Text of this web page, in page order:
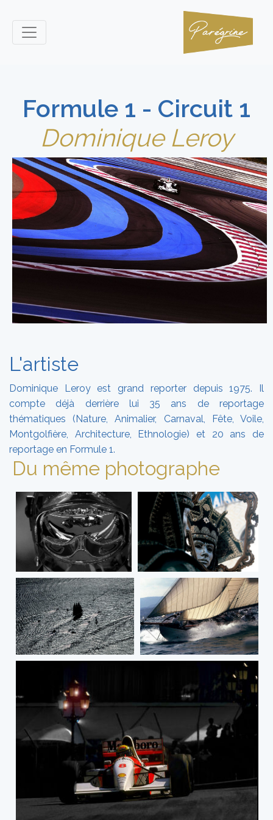
Formule 1 - Circuit 1
Dominique Leroy
L'artiste
Dominique Leroy est grand reporter depuis 1975. Il
compte déjà derrière lui 35 ans de reportage
thématiques (Nature, Animalier, Carnaval, Fête, Voile,
Montgolfière, Architecture, Ethnologie) et 20 ans de
reportage en Formule 1.
Du même photographe